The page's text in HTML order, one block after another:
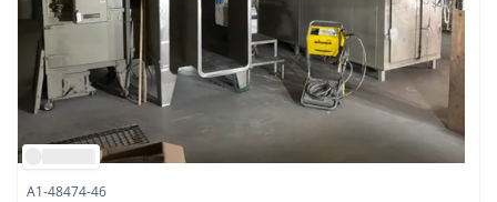
A1-48474-46